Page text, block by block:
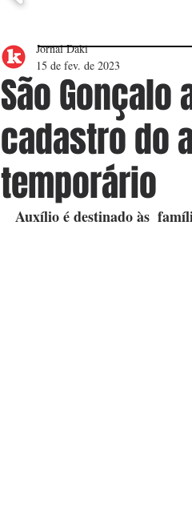
São
cadastro do
temporário
Jornal Daki
15 de fev. de 2023
Auxílio é destinado às